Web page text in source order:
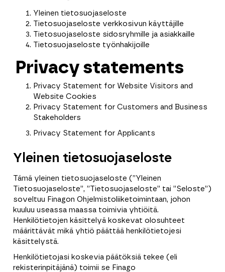
Yleinen tietosuojaseloste
Tietosuojaseloste verkkosivun käyttäjille
Tietosuojaseloste sidosryhmille ja asiakkaille
Tietosuojaseloste työnhakijoille
Privacy statements
Privacy Statement for Website Visitors and
Website Cookies
Privacy Statement for Customers and Business
Stakeholders
Privacy Statement for Applicants
Yleinen tietosuojaseloste
Tämä yleinen tietosuojaseloste (”Yleinen
Tietosuojaseloste”, ”Tietosuojaseloste” tai ”Seloste”)
soveltuu Finagon Ohjelmistoliiketoimintaan, johon
kuuluu useassa maassa toimivia yhtiöitä.
Henkilötietojen käsittelyä koskevat olosuhteet
määrittävät mikä yhtiö päättää henkilötietojesi
käsittelystä.
Henkilötietojasi koskevia päätöksiä tekee (eli
rekisterinpitäjänä) toimii se Finago